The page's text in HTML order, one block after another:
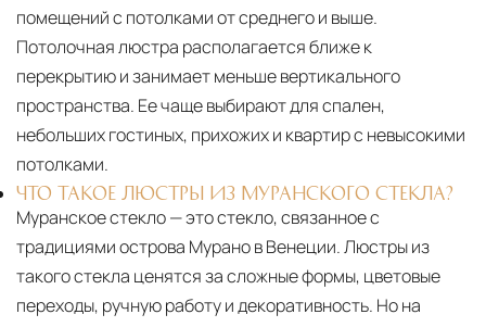
помещений с потолками от среднего и выше.
Потолочная люстра располагается ближе к
перекрытию и занимает меньше вертикального
пространства. Ее чаще выбирают для спален,
небольших гостиных, прихожих и квартир с невысокими
потолками.
ЧТО ТАКОЕ ЛЮСТРЫ ИЗ МУРАНСКОГО СТЕКЛА?
Муранское стекло — это стекло, связанное с
традициями острова Мурано в Венеции. Люстры из
такого стекла ценятся за сложные формы, цветовые
переходы, ручную работу и декоративность. Но на